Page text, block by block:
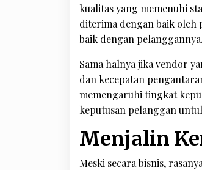
kualitas yang memenuhi
diterima dengan baik oleh
baik dengan pelanggannya.
Sama halnya jika vendor
dan kecepatan
memengaruhi tingkat
keputusan pelanggan
Menjalin
Meski secara bisnis,